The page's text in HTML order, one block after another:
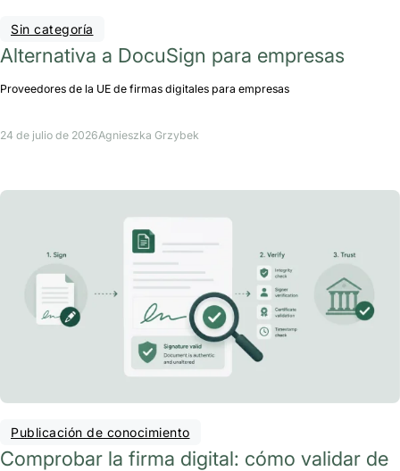
Sin categoría
Alternativa a DocuSign para empresas
Proveedores de la UE de firmas digitales para empresas
24 de julio de 2026Agnieszka Grzybek
Publicación de conocimiento
Comprobar la firma digital: cómo validar de